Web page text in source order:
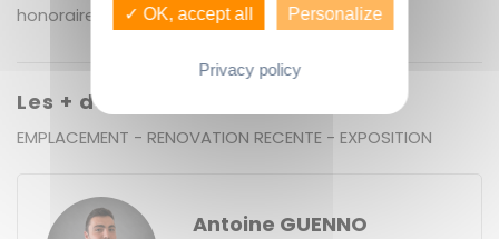
honoraires
Nos honoraires
Les + du bien
EMPLACEMENT - RENOVATION RECENTE - EXPOSITION
Antoine GUENNO
✓ OK, accept all Personalize
Privacy policy